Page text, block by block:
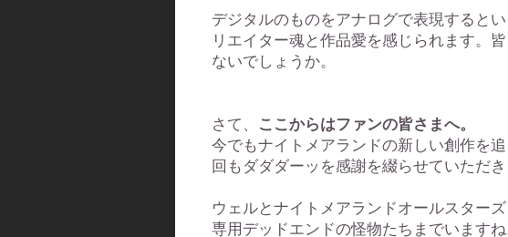
デジタルのものをアナログで表現すると
リエイター魂と作品愛を感じられます。
ないでしょうか。
さて、
ここからはファンの皆さまへ。
今でもナイトメアランドの新しい創作を
回もダダダーッを感謝を綴らせていただき
ウェルとナイトメアランドオールスター
専用デッドエンドの怪物たちまでいます